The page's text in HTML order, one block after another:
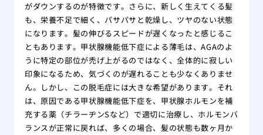
がダウンするのが特徴です。さらに、新しく生えてくる髪
も、栄養不足で細く、パサパサと乾燥し、ツヤのない状態
になります。髪の伸びるスピードが遅くなったと感じるこ
ともあります。甲状腺機能低下症による薄毛は、AGAのよ
うに特定の部位が禿げ上がるのではなく、全体的に寂しい
印象になるため、気づくのが遅れることも少なくありませ
ん。しかし、この脱毛症には大きな希望があります。それ
は、原因である甲状腺機能低下症を、甲状腺ホルモンを補
充する薬（チラーヂンSなど）で適切に治療し、ホルモンバ
ランスが正常に戻れば、多くの場合、髪の状態も数ヶ月か